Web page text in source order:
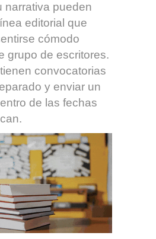
narrativa pueden
editorial que
cómodo
grupo de escritores.
convocatorias
y enviar un
de las fechas